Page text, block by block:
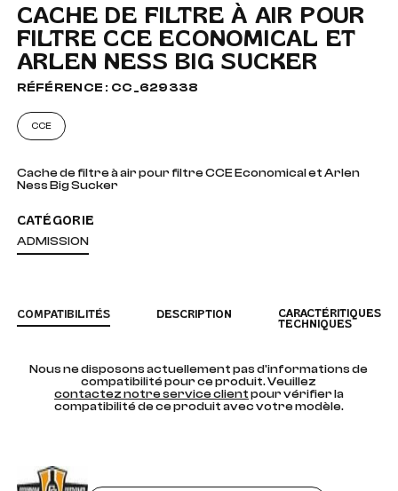
CACHE DE FILTRE À AIR POUR
FILTRE CCE ECONOMICAL ET
ARLEN NESS BIG SUCKER
RÉFÉRENCE : CC_629338
CCE
Cache de filtre à air pour filtre CCE Economical et Arlen
Ness Big Sucker
CATÉGORIE
ADMISSION
COMPATIBILITÉS DESCRIPTION
CARACTÉRITIQUES
TECHNIQUES
Nous ne disposons actuellement pas d'informations de
compatibilité pour ce produit. Veuillez
contactez notre service clientpour vérifier la
compatibilité de ce produit avec votre modèle.